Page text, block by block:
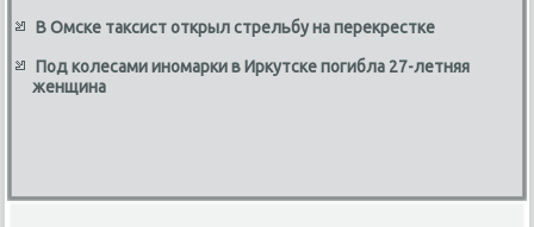
В Омске таксист открыл стрельбу на перекрестке
Под колесами иномарки в Иркутске погибла 27-летняя
женщина